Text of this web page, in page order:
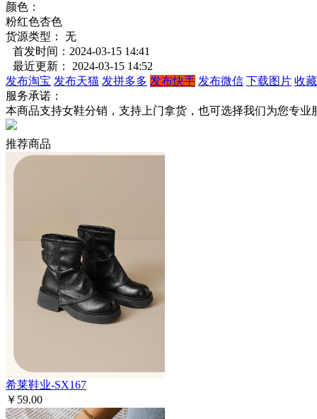
颜色：
粉红色杏色
货源类型： 无
首发时间：2024-03-15 14:41
最近更新： 2024-03-15 14:52
发布淘宝 发布天猫 发拼多多 发布快手 发布微信 下载图片 收
服务承诺：
本商品支持女鞋分销，支持上门拿货，也可选择我们为您专业
推荐商品
希莱鞋业-SX167
￥59.00